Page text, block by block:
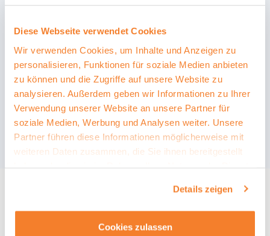
Diese Webseite verwendet Cookies
Wir verwenden Cookies, um Inhalte und Anzeigen zu
personalisieren, Funktionen für soziale Medien anbieten
zu können und die Zugriffe auf unsere Website zu
analysieren. Außerdem geben wir Informationen zu Ihrer
Verwendung unserer Website an unsere Partner für
soziale Medien, Werbung und Analysen weiter. Unsere
Partner führen diese Informationen möglicherweise mit
weiteren Daten zusammen, die Sie ihnen bereitgestellt
"Datenschutz"unter
dem Punkt "11. Datenschutzerklärung für Cookies"
Details zeigen
Cookies zulassen
BUCHHALTUNG
ERSTELLEN VON DIENSTPLÄNEN